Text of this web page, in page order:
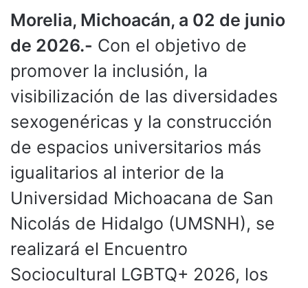
Morelia, Michoacán, a 02 de junio
de 2026.- Con el objetivo de
promover la inclusión, la
visibilización de las diversidades
sexogenéricas y la construcción
de espacios universitarios más
igualitarios al interior de la
Universidad Michoacana de San
Nicolás de Hidalgo (UMSNH), se
realizará el Encuentro
Sociocultural LGBTQ+ 2026, los